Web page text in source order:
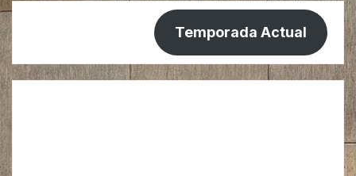
Temporada Actual